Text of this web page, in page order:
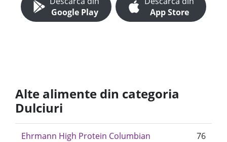
Google Play
App Store
Alte alimente din categoria
Dulciuri
Ehrmann High Protein Columbian
76